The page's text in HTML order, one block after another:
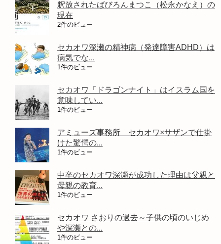
釈放されたばびろんまつこ（松永かなえ）の
現在
2件のビュー
セカオワ深瀬の精神病（発達障害ADHD）は
病気でな...
1件のビュー
セカオワ「ドラゴンナイト」はイスラム国を
意味してい...
1件のビュー
アミューズ事務所 セカオワ×サザンで仕掛
けた驚愕の...
1件のビュー
中卒のセカオワ深瀬が成功した理由は父親と
母親の教育...
1件のビュー
セカオワ さおりの過去～子供の頃のいじめ
や深瀬との...
1件のビュー